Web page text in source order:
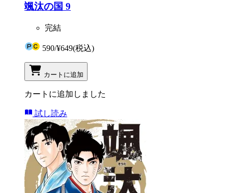
颯汰の国 9
完結
590/¥649(税込)
カートに追加
カートに追加しました
試し読み